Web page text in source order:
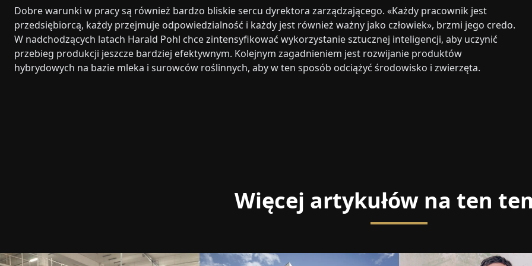
Dobre warunki w pracy są również bardzo bliskie sercu dyrektora zarządzającego. «Każdy pracownik jest
przedsiębiorcą, każdy przejmuje odpowiedzialność i każdy jest również ważny jako człowiek», brzmi jego credo.
W nadchodzących latach Harald Pohl chce zintensyfikować wykorzystanie sztucznej inteligencji, aby uczynić
przebieg produkcji jeszcze bardziej efektywnym. Kolejnym zagadnieniem jest rozwijanie produktów
hybrydowych na bazie mleka i surowców roślinnych, aby w ten sposób odciążyć środowisko i zwierzęta.
Więcej artykułów na ten